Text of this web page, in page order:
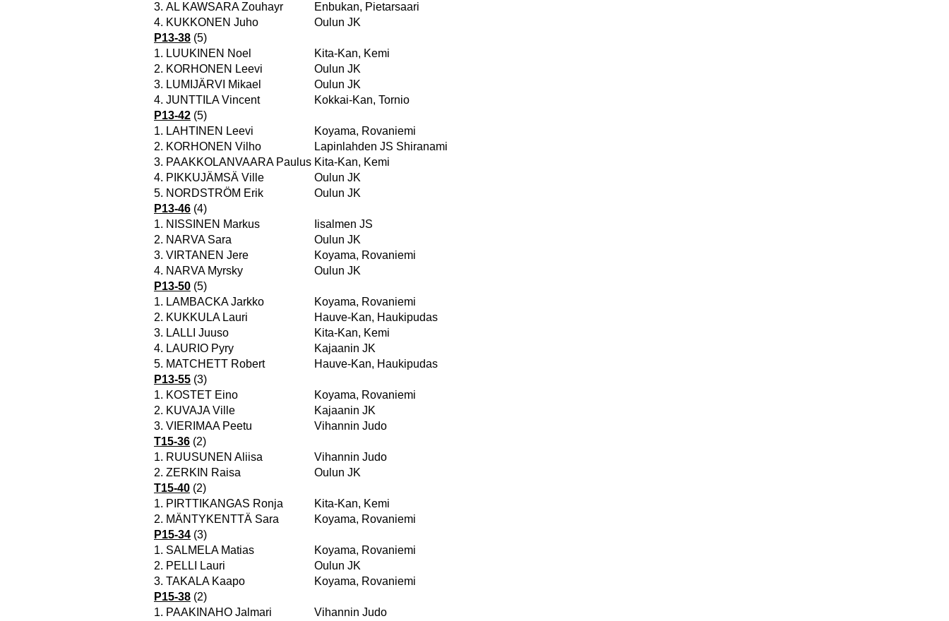
3. AL KAWSARA Zouhayr
Enbukan, Pietarsaari
4. KUKKONEN Juho
Oulun JK
P13-38 (5)
1. LUUKINEN Noel
Kita-Kan, Kemi
2. KORHONEN Leevi
Oulun JK
3. LUMIJÄRVI Mikael
Oulun JK
4. JUNTTILA Vincent
Kokkai-Kan, Tornio
P13-42 (5)
1. LAHTINEN Leevi
Koyama, Rovaniemi
2. KORHONEN Vilho
Lapinlahden JS Shiranami
3. PAAKKOLANVAARA Paulus Kita-Kan, Kemi
4. PIKKUJÄMSÄ Ville
Oulun JK
5. NORDSTRÖM Erik
Oulun JK
P13-46 (4)
1. NISSINEN Markus
Iisalmen JS
2. NARVA Sara
Oulun JK
3. VIRTANEN Jere
Koyama, Rovaniemi
4. NARVA Myrsky
Oulun JK
P13-50 (5)
1. LAMBACKA Jarkko
Koyama, Rovaniemi
2. KUKKULA Lauri
Hauve-Kan, Haukipudas
3. LALLI Juuso
Kita-Kan, Kemi
4. LAURIO Pyry
Kajaanin JK
5. MATCHETT Robert
Hauve-Kan, Haukipudas
P13-55 (3)
1. KOSTET Eino
Koyama, Rovaniemi
2. KUVAJA Ville
Kajaanin JK
3. VIERIMAA Peetu
Vihannin Judo
T15-36 (2)
1. RUUSUNEN Aliisa
Vihannin Judo
2. ZERKIN Raisa
Oulun JK
T15-40 (2)
1. PIRTTIKANGAS Ronja
Kita-Kan, Kemi
2. MÄNTYKENTTÄ Sara
Koyama, Rovaniemi
P15-34 (3)
1. SALMELA Matias
Koyama, Rovaniemi
2. PELLI Lauri
Oulun JK
3. TAKALA Kaapo
Koyama, Rovaniemi
P15-38 (2)
1. PAAKINAHO Jalmari
Vihannin Judo